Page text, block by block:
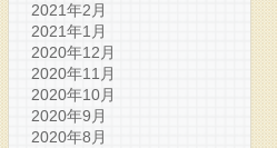
2021年2月
2021年1月
2020年12月
2020年11月
2020年10月
2020年9月
2020年8月